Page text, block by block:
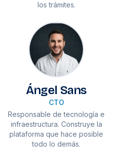
los trámites.
Ángel Sans
CTO
Responsable de tecnología e
infraestructura. Construye la
plataforma que hace posible
todo lo demás.